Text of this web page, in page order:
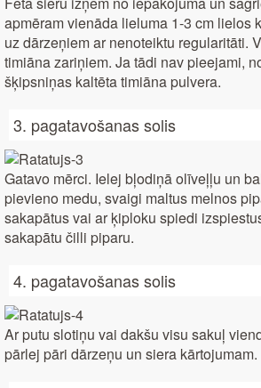
apmēram vienāda lieluma 1-3 cm lielos
uz dārzeņiem ar nenoteiktu regularitāti.
timiāna zariņiem. Ja tādi nav pieejami,
šķipsniņas kaltēta timiāna pulvera.
3. pagatavošanas solis
Gatavo mērci. Ielej bļodiņā olīveļļu un
pievieno medu, svaigi maltus melnos
sakapātus vai ar ķiploku spiedi
sakapātu čilli piparu.
4. pagatavošanas solis
Ar putu slotiņu vai dakšu visu sakuļ
pārlej pāri dārzeņu un siera kārtojumam.